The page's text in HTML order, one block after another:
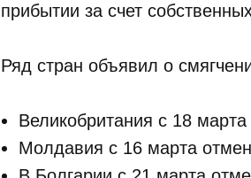
прибытии за счет
Ряд стран объявил о
Великобритания с 18
Молдавия с 16 марта